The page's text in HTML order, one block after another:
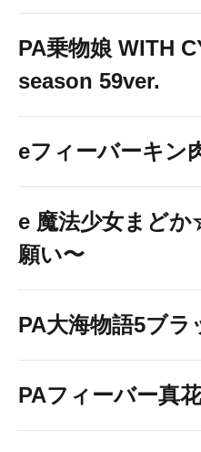
PA乗物娘 WITH
season 59ver.
eフィーバーキン
e 魔法少女まど
願い〜
PA大海物語5ブラ
PAフィーバー真